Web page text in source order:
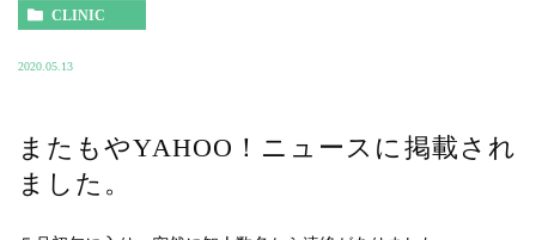
CLINIC
2020.05.13
またもやYAHOO！ニュースに掲載され
ました。